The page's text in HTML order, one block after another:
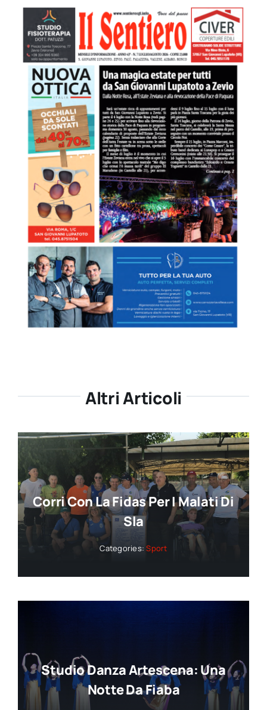
Altri Articoli
Corri Con La Fidas Per I Malati Di
Sla
Categories:Sport
Studio Danza Artescena: Una
Notte Da Fiaba